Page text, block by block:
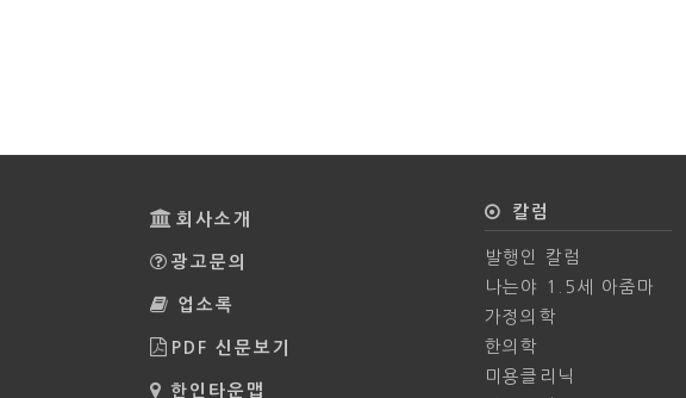
회사소개
광고문의
업소록
PDF 신문보기
한인타운맵
칼럼
발행인 칼럼
나는야 1.5세 아줌마
가정의학
한의학
미용클리닉